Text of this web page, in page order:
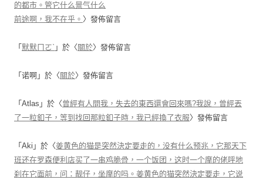
的都市。管它什么景气什么
前途啊，我不在乎。 〉發佈留言
「 默默ㄇㄛˋ 」於〈 關於〉發佈留言
「 诺啊 」於〈 關於〉發佈留言
「 Atlas 」於〈曾經有人問我，失去的東西還會回來嗎?我說，曾經丟
了一粒釦子，等到找回那粒釦子時，我已經換了衣服〉發佈留言
「 Aki 」於〈姜黄色的猫是突然決定要走的，没有什么预兆，它那天下
班还在罗森便利店买了一串鸡脆骨，一个饭团，这时一个摩的佬呼地
刹在它面前，问：靓仔，坐摩的吗。姜黄色的猫突然決定要走，它说